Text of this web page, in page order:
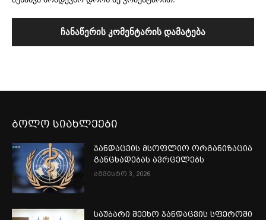
ბოლო სიახლეები
ჯანდაცვის მსოფლიო ორგანიზაცია
განცხადებას ავრცელებს
აგვისტო 3, 2026
საუბარი შეეხო ჯანდაცვის სფეროში